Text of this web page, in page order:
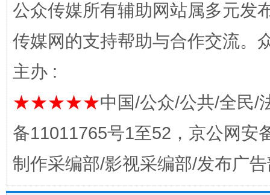
东山县通报“牛蛙产品抗生素超标问题” 法
公众传媒所有辅助网站属多元发
传媒网的支持帮助与合作交流。
主办 :
★★★★★中国/公众/公共/全民/
备11011765号1至52，京公网安
制作采编部/影视采编部/发布广